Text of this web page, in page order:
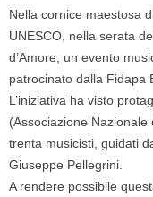
Nella cornice maestosa
UNESCO, nella serata
d’Amore, un evento
patrocinato dalla Fidapa
L’iniziativa ha visto
(Associazione
trenta musicisti, guidati
Giuseppe Pellegrini.
A rendere possibile